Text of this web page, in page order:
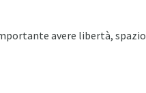
avere libertà, spazio